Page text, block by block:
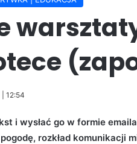
12:54
i wysłać go w formie
rozkład komunikacji